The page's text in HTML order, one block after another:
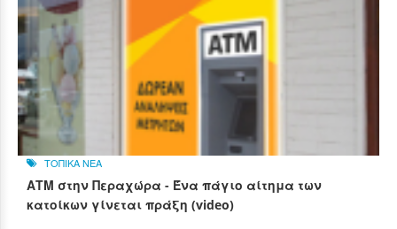
ΤΟΠΙΚΑ ΝΕΑ
ΑΤΜ στην Περαχώρα - Ένα πάγιο αίτημα των
κατοίκων γίνεται πράξη (video)